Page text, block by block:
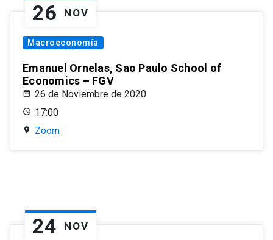
26 NOV
Macroeconomía
Emanuel Ornelas, Sao Paulo School of
Economics – FGV
26 de Noviembre de 2020
17:00
Zoom
24 NOV